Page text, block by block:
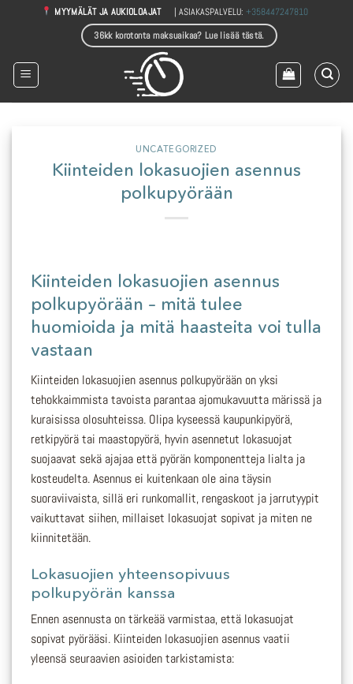
MYYMÄLÄT JA AUKIOLOAJAT | ASIAKASPALVELU:+358447247810
36kk korotonta maksuaikaa? Lue lisää tästä.
UNCATEGORIZED
Kiinteiden lokasuojien asennus
polkupyörään
Kiinteiden lokasuojien asennus
polkupyörään – mitä tulee
huomioida ja mitä haasteita voi tulla
vastaan
Kiinteiden lokasuojien asennus polkupyörään on yksi
tehokkaimmista tavoista parantaa ajomukavuutta märissä ja
kuraisissa olosuhteissa. Olipa kyseessä kaupunkipyörä,
retkipyörä tai maastopyörä, hyvin asennetut lokasuojat
suojaavat sekä ajajaa että pyörän komponentteja lialta ja
kosteudelta. Asennus ei kuitenkaan ole aina täysin
suoraviivaista, sillä eri runkomallit, rengaskoot ja jarrutyypit
vaikuttavat siihen, millaiset lokasuojat sopivat ja miten ne
kiinnitetään.
Lokasuojien yhteensopivuus
polkupyörän kanssa
Ennen asennusta on tärkeää varmistaa, että lokasuojat
sopivat pyörääsi. Kiinteiden lokasuojien asennus vaatii
yleensä seuraavien asioiden tarkistamista: